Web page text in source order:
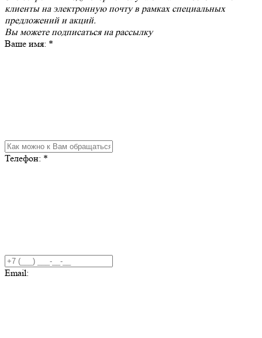
клиенты на электронную почту в рамках специальных
предложений и акций.
Вы можетеподписаться на рассылку
Ваше имя: *
Телефон: *
Email: